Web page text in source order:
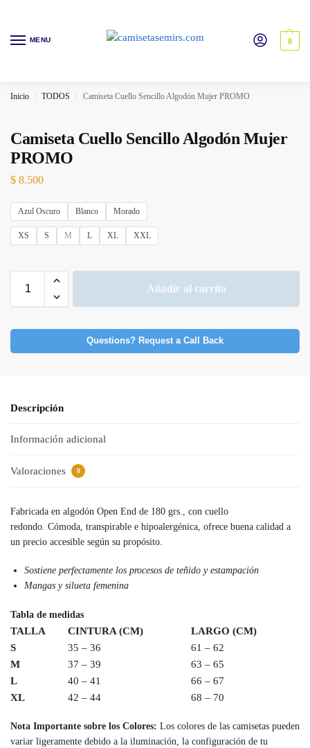
MENU 0
Inicio / TODOS / Camiseta Cuello Sencillo Algodón Mujer PROMO
Camiseta Cuello Sencillo Algodón Mujer
PROMO
$ 8.500
Azul Oscuro Blanco Morado
XS S M L XL XXL
Añadir al carrito
Questions? Request a Call Back
Descripción
Información adicional
Valoraciones 0
Fabricada en algodón Open End de 180 grs., con cuello
redondo. Cómoda, transpirable e hipoalergénica, ofrece buena calidad a
un precio accesible según su propósito.
Sostiene perfectamente los procesos de teñido y estampación
Mangas y silueta femenina
Tabla de medidas
TALLA CINTURA (CM)
LARGO (CM)
S
35 – 36
61 – 62
M
37 – 39
63 – 65
L
40 – 41
66 – 67
XL
42 – 44 68 – 70
Nota Importante sobre los Colores: Los colores de las camisetas pueden
variar ligeramente debido a la iluminación, la configuración de tu